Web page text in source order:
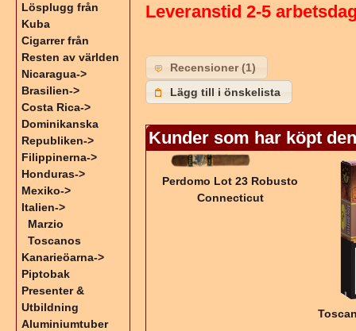
Leveranstid 2-5
Recensioner (1)
Lägg till i önskelista
Kunder som har köpt
Perdomo Lot 23 Robusto
Connecticut
Lösplugg från
Kuba
Cigarrer från
Resten av världen
Nicaragua->
Brasilien->
Costa Rica->
Dominikanska
Republiken->
Filippinerna->
Honduras->
Mexiko->
Italien->
Marzio
Toscanos
Kanarieöarna->
Piptobak
Presenter &
Utbildning
Aluminiumtuber